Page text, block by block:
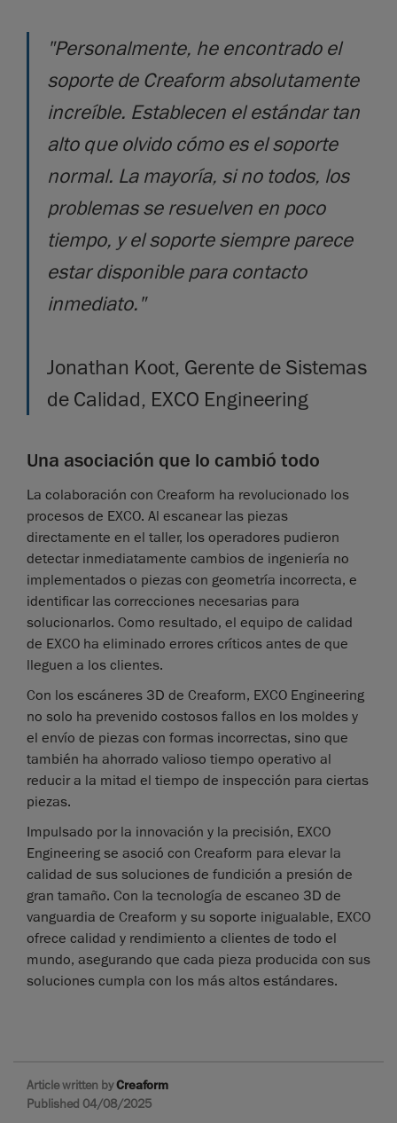
"Personalmente, he encontrado el
soporte de Creaform absolutamente
increíble. Establecen el estándar tan
alto que olvido cómo es el soporte
normal. La mayoría, si no todos, los
problemas se resuelven en poco
tiempo, y el soporte siempre parece
estar disponible para contacto
inmediato."
Jonathan Koot, Gerente de Sistemas
de Calidad, EXCO Engineering
Una asociación que lo cambió todo
La colaboración con Creaform ha revolucionado los
procesos de EXCO. Al escanear las piezas
directamente en el taller, los operadores pudieron
detectar inmediatamente cambios de ingeniería no
implementados o piezas con geometría incorrecta, e
identificar las correcciones necesarias para
solucionarlos. Como resultado, el equipo de calidad
de EXCO ha eliminado errores críticos antes de que
lleguen a los clientes.
Con los escáneres 3D de Creaform, EXCO Engineering
no solo ha prevenido costosos fallos en los moldes y
el envío de piezas con formas incorrectas, sino que
también ha ahorrado valioso tiempo operativo al
reducir a la mitad el tiempo de inspección para ciertas
piezas.
Impulsado por la innovación y la precisión, EXCO
Engineering se asoció con Creaform para elevar la
calidad de sus soluciones de fundición a presión de
gran tamaño. Con la tecnología de escaneo 3D de
vanguardia de Creaform y su soporte inigualable, EXCO
ofrece calidad y rendimiento a clientes de todo el
mundo, asegurando que cada pieza producida con sus
soluciones cumpla con los más altos estándares.
Article written byCreaform
Published 04/08/2025